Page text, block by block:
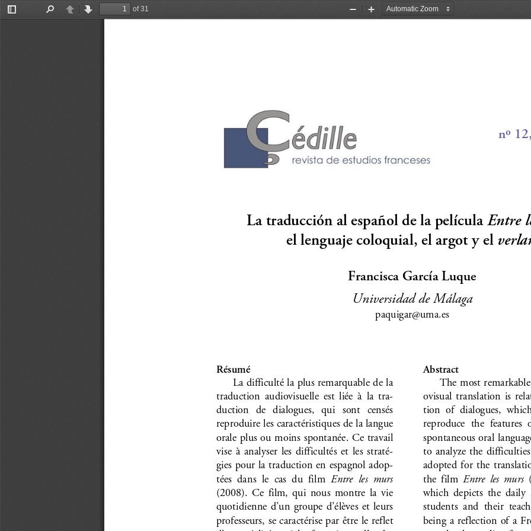
Toggle
PreviousNext
of 31
Zoom
Zoom
nº
La traducción al español de la película Entre
el lenguaje coloquial, el argot y el
Francisca García Luque
Universidad de Málaga
paquigar@uma.es
Résumé
La difficulté la plus remarquable de la
traduction  audiovisuelle  est  liée  à  la  tra-
duction   de   dialogues,   qui   sont   censés
reproduire les caractéristiques de la langue
orale plus ou moins spontanée. Ce travail
vise  à  analyser  les  difficultés  et  les  straté-
gies pour la traduction en espagnol adop-
tées  dans  le  cas  du  film Entre  les  murs
(2008).  Ce  film,  qui  nous  montre  la  vie
quotidienne  d’un  groupe  d’élèves  et  leurs
professeurs, se caractérise par être le reflet
       Abstract
The most
ovisual  translation  is
tion  of  dialogues,
reproduce  the  features
spontaneous oral
to  analyze  the
adopted  for  the
the  film Entre  les  murs
which  depicts  the  daily
students  and  their
being a reflection of a